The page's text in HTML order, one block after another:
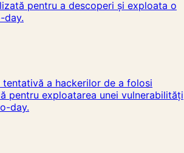
pentru a descoperi și exploata o
day.
a hackerilor de a folosi
pentru exploatarea unei vulnerabilități
day.